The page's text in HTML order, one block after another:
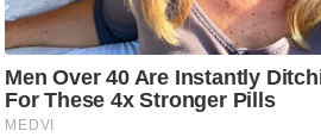
/
फै
श
न